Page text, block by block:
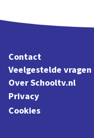
Contact
Veelgestelde vragen
Over Schooltv.nl
Privacy
Cookies